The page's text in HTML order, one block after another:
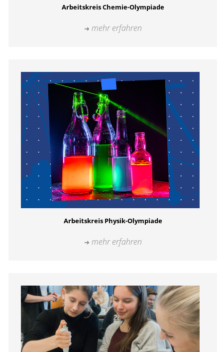
Arbeitskreis Chemie-Olympiade
mehr erfahren
Arbeitskreis Physik-Olympiade
mehr erfahren